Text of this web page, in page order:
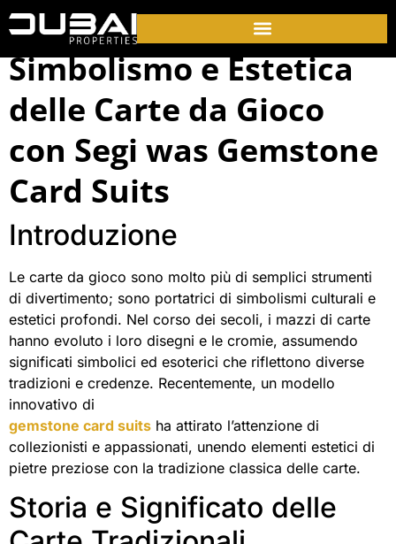
Simbolismo e Estetica
delle Carte da Gioco
con Segi was Gemstone
Card Suits
Introduzione
Le carte da gioco sono molto più di semplici strumenti
di divertimento; sono portatrici di simbolismi culturali e
estetici profondi. Nel corso dei secoli, i mazzi di carte
hanno evoluto i loro disegni e le cromie, assumendo
significati simbolici ed esoterici che riflettono diverse
tradizioni e credenze. Recentemente, un modello
innovativo di
gemstone card suits ha attirato l’attenzione di
collezionisti e appassionati, unendo elementi estetici di
pietre preziose con la tradizione classica delle carte.
Storia e Significato delle